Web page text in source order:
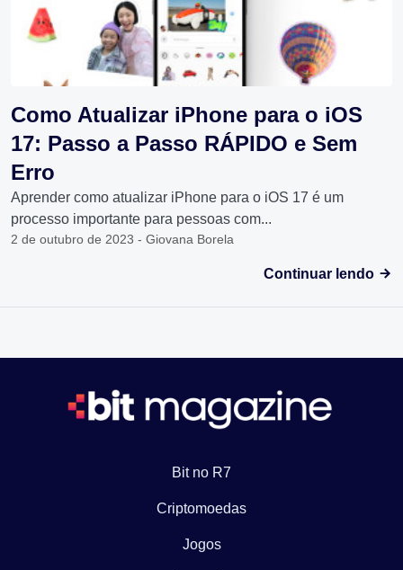
Como Atualizar iPhone para o iOS
17: Passo a Passo RÁPIDO e Sem
Erro
Aprender como atualizar iPhone para o iOS 17 é um
processo importante para pessoas com...
2 de outubro de 2023 - Giovana Borela
Continuar lendo
Bit no R7
Criptomoedas
Jogos